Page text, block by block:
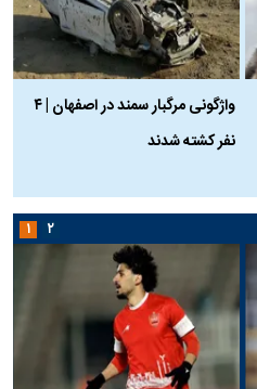
واژگونی مرگبار سمند در اصفهان | ۴
نفر کشته شدند
۱ ۲